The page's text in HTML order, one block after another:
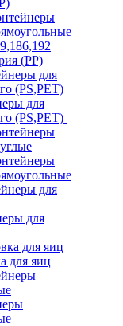
(PP)
для
(PS,PET)
для
для яиц